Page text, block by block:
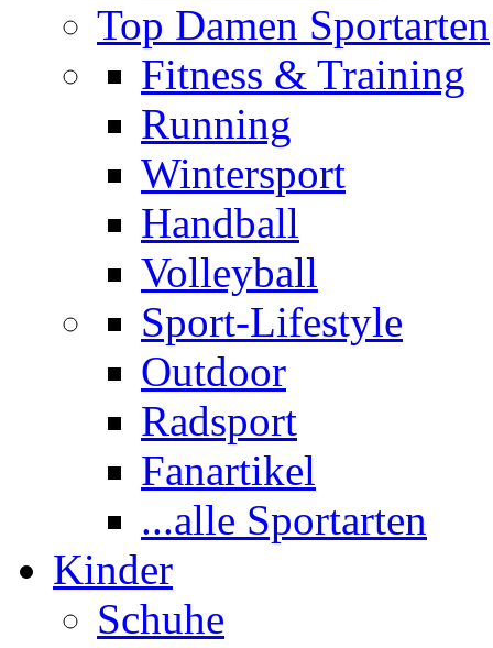
Top Damen Sportarten
Fitness & Training
Running
Wintersport
Handball
Volleyball
Sport-Lifestyle
Outdoor
Radsport
Fanartikel
...alle Sportarten
Kinder
Schuhe